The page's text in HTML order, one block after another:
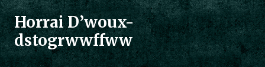
Horrai D’woux-
dstogrwwffww